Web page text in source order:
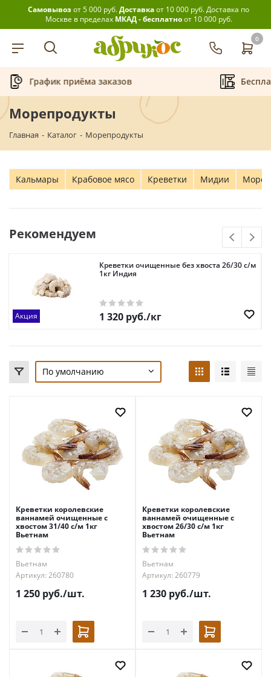
Самовывозот 5 000 руб.Доставкаот 10 000 руб.Доставка по
Москве в пределах МКАД - бесплатноот 10 000 руб.
0
График приёма заказов
Морепродукты
Главная - Каталог - Морепродукты
Кальмары Крабовое мясо Креветки Мидии
Рекомендуем
Акция
Креветки очищенные без хвоста 26/30 с/м
1кг Индия
1 320руб./кг
По умолчанию
Креветки королевские
ваннамей очищенные с
хвостом 31/40 с/м 1кг
Вьетнам
Вьетнам
Артикул: 260780
1 250 руб./шт.
Креветки королевские
ваннамей очищенные с
хвостом 26/30 с/м 1кг
Вьетнам
Вьетнам
Артикул: 260779
1 230 руб./шт.